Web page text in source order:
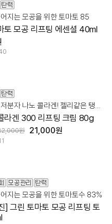
지는 모공을 위한 토마토 85
그린 토마토 모공 리프팅 에센셜 40ml
프리미엄 저분자 나노 콜라겐! 젤리같은 탱탱볼 피부 탄력 케어
라겐 300 리프팅 크림 80g
원 21,000원
지는 모공을 위한 토마토수 83%
프팅 토